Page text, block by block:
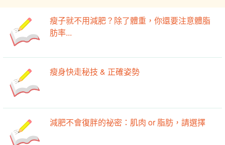
瘦子就不用減肥？除了體重，你還要注意體脂
肪率...
瘦身快走秘技 & 正確姿勢
減肥不會復胖的祕密：肌肉 or 脂肪，請選擇